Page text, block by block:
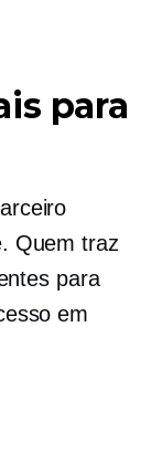
para
Quem traz
para
em